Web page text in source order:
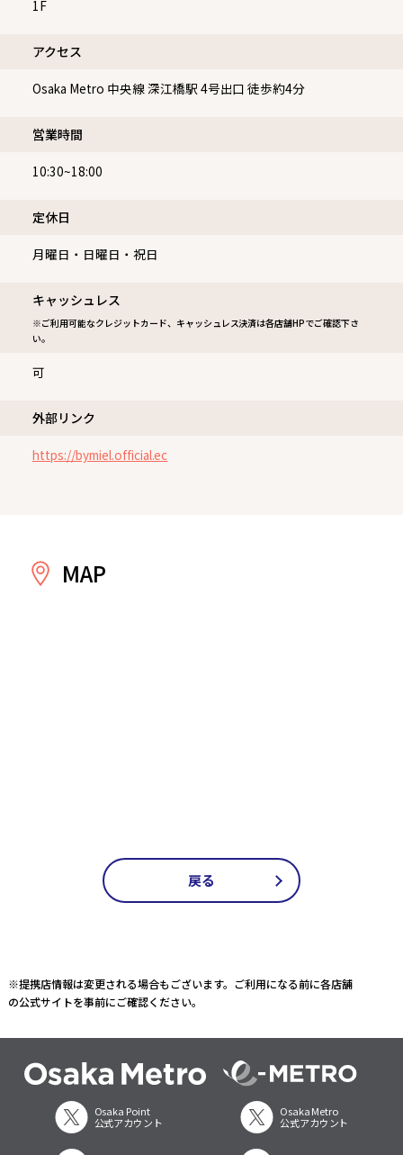
1F
アクセス
Osaka Metro 中央線 深江橋駅 4号出口 徒歩約4分
営業時間
10:30~18:00
定休⽇
月曜日・日曜日・祝日
キャッシュレス
※ご利用可能なクレジットカード、キャッシュレス決済は各店舗HPでご確認下さ
い。
可
外部リンク
https://bymiel.official.ec
MAP
戻る
※提携店情報は変更される場合もございます。ご利用になる前に各店舗
の公式サイトを事前にご確認ください。
Osaka Point
公式アカウント
Osaka Metro
公式アカウント